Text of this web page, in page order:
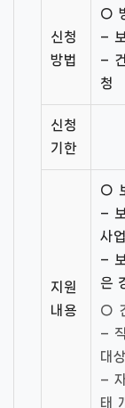
신청
방법
○
–
–
청
신청
기한
지원
내용
○
–
사
–
은
○
–
대
–
태